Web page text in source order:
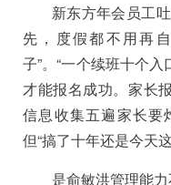
新东方年会员工
先，度假都不用再
子”。“一个续班十个
才能报名成功。家长
信息收集五遍家长要
但“搞了十年还是今天
是俞敏洪管理能